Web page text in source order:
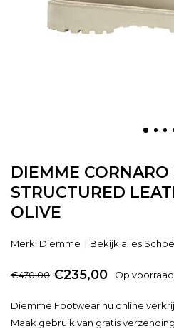
DIEMME
STRUCTURED
OLIVE
Merk: Diemme Bekijk alles
€470,00 €235,00 Op voorraad
Diemme Footwear nu online
Maak gebruik van gratis